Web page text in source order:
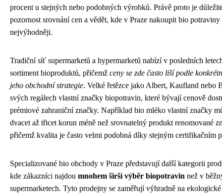
procent u stejných nebo podobných výrobků. Právě proto je
pozornost srovnání cen a vědět, kde v Praze nakoupit bio potraviny
nejvýhodněji.
Tradiční síť supermarketů a hypermarketů nabízí v posledních
sortiment bioproduktů, přičemž ceny se zde často liší podle
jeho obchodní strategie. Velké řetězce jako Albert, Kaufland nebo
svých regálech vlastní značky biopotravin, které bývají cenově
prémiové zahraniční značky. Například bio mléko vlastní značky
dvacet až třicet korun méně než srovnatelný produkt renomované
přičemž kvalita je často velmi podobná díky stejným certifikačním
Specializované bio obchody v Praze představují další kategorii
kde zákazníci najdou mnohem širší výběr biopotravin než v
supermarketech. Tyto prodejny se zaměřují výhradně na